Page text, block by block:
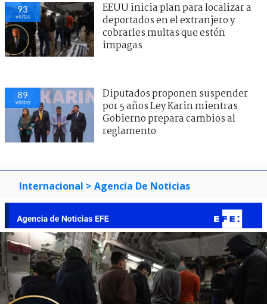
93
visitas
EEUU inicia plan para localizar a
deportados en el extranjero y
cobrarles multas que estén
impagas
89
visitas
Diputados proponen suspender
por 5 años Ley Karin mientras
Gobierno prepara cambios al
reglamento
Internacional > Agencia De Noticias